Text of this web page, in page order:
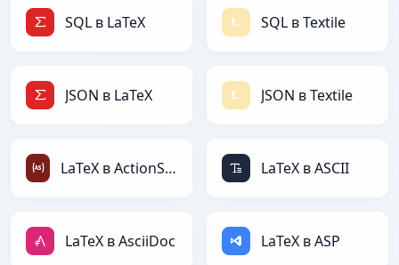
SQL в LaTeX SQL в Textile
JSON в LaTeX JSON в Textile
LaTeX в ActionScript LaTeX в ASCII
LaTeX в AsciiDoc LaTeX в ASP